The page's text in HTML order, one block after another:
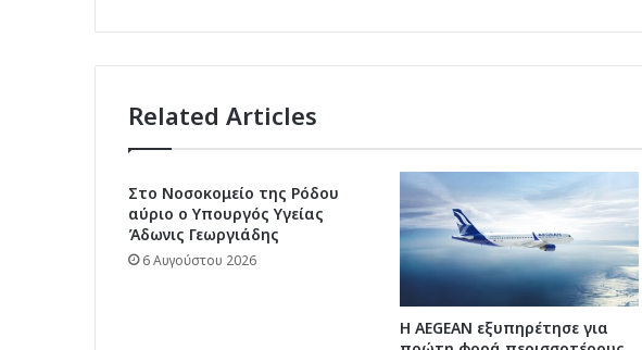
Ευρώπη:
Τα
συμπτώματα
Related Articles
Στο Νοσοκομείο της Ρόδου
αύριο ο Υπουργός Υγείας
Άδωνις Γεωργιάδης
6 Αυγούστου 2026
Η AEGEAN εξυπηρέτησε για